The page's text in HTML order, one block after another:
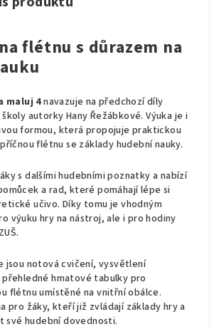
na flétnu s důrazem na
maluj 4navazuje na předchozí díly
autorky Hany Řežábkové. Výuka je i
formou, která propojuje praktickou
flétnu se základy hudební nauky.
s dalšími hudebními poznatky a nabízí
a rad, které pomáhají lépe si
učivo. Díky tomu je vhodným
výuku hry na nástroj, ale i pro hodiny
jsou notová cvičení, vysvětlení
přehledné hmatové tabulky pro
flétnu umístěné na vnitřní obálce.
pro žáky, kteří již zvládají základy hry a
hudební dovednosti.